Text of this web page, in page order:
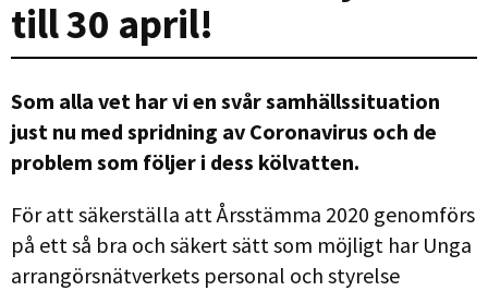
till 30 april!
Som alla vet har vi en svår samhällssituation
just nu med spridning av Coronavirus och de
problem som följer i dess kölvatten.
För att säkerställa att Årsstämma 2020 genomförs
på ett så bra och säkert sätt som möjligt har Unga
arrangörsnätverkets personal och styrelse